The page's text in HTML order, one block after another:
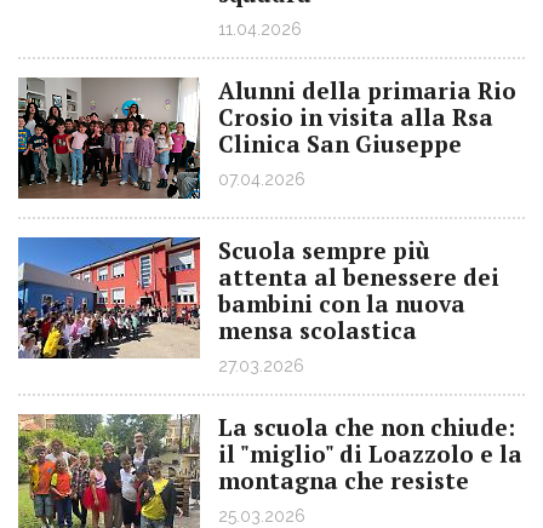
11.04.2026
Alunni della primaria Rio
Crosio in visita alla Rsa
Clinica San Giuseppe
07.04.2026
Scuola sempre più
attenta al benessere dei
bambini con la nuova
mensa scolastica
27.03.2026
La scuola che non chiude:
il "miglio" di Loazzolo e la
montagna che resiste
25.03.2026